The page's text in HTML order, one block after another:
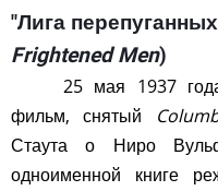
"Лига
Frightened Men)
25 мая 1937
фильм, снятый
Стаута о Ниро
одноименной книге